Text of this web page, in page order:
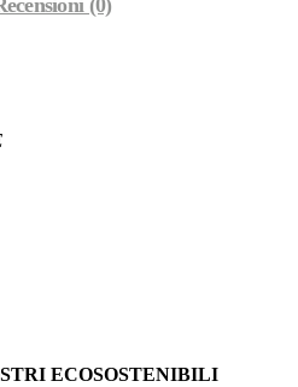
(0)
ECOSOSTENIBILI